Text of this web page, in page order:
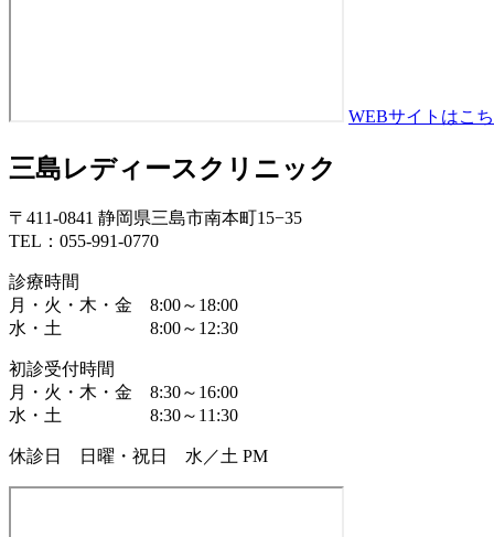
WEBサイトはこ
三島レディースクリニック
〒411-0841 静岡県三島市南本町15−35
TEL：055-991-0770
診療時間
月・火・木・金 8:00～18:00
水・土 8:00～12:30
初診受付時間
月・火・木・金 8:30～16:00
水・土 8:30～11:30
休診日 日曜・祝日 水／土 PM